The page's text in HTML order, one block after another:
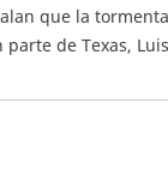
que la
de Texas,